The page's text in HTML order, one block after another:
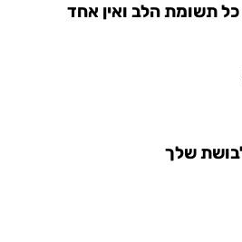
תשומת הלב ואין אחד
שלך